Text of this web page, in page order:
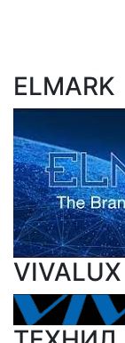
ELMARK
VIVALUX